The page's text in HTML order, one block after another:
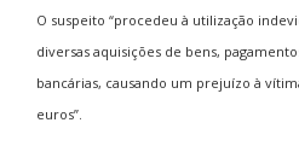
O suspeito “procedeu à utilização
diversas aquisições de bens,
bancárias, causando um prejuízo à
euros”.